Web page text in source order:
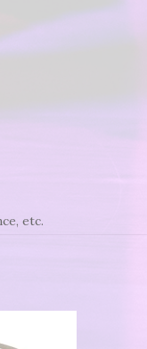
etc.